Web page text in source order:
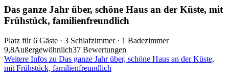
Das ganze Jahr über, schöne Haus an der Küste, mit
Frühstück, familienfreundlich
Platz für 6 Gäste · 3 Schlafzimmer · 1 Badezimmer
9,8Außergewöhnlich37 Bewertungen
Weitere Infos zu Das ganze Jahr über, schöne Haus an der Küste,
mit Frühstück, familienfreundlich